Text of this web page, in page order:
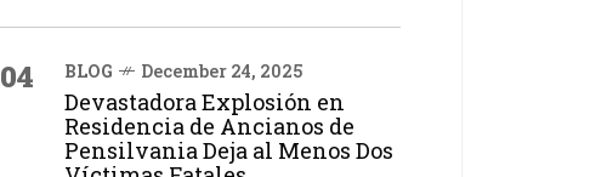
04 BLOG December 24, 2025
Devastadora Explosión en
Residencia de Ancianos de
Pensilvania Deja al Menos Dos